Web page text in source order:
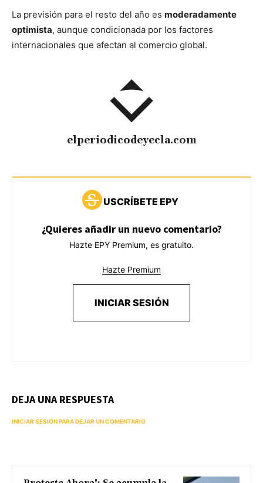
La previsión para el resto del año es moderadamente
optimista, aunque condicionada por los factores
internacionales que afectan al comercio global.
elperiodicodeyecla.com
USCRÍBETE EPY
¿Quieres añadir un nuevo comentario?
Hazte EPY Premium, es gratuito.
Hazte Premium
INICIAR SESIÓN
DEJA UNA RESPUESTA
INICIAR SESIÓN PARA DEJAR UN COMENTARIO